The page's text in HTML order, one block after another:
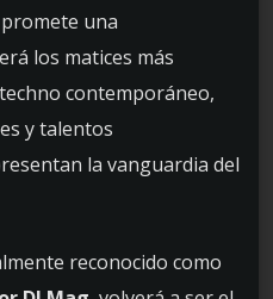
una
los matices más
contemporáneo,
y talentos
la vanguardia del
reconocido como